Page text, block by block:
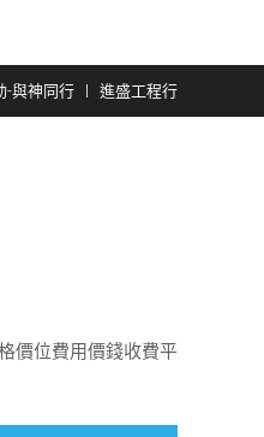
-與神同行 進盛工程行
價位費用價錢收費平